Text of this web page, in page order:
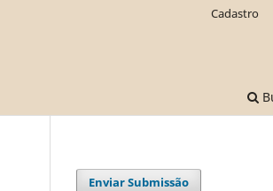
Cadastro
Enviar Submissão